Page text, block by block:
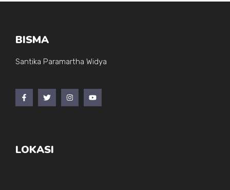
BISMA
Santika Paramartha Widya
LOKASI